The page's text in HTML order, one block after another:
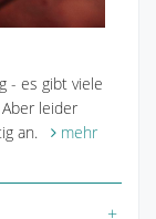
- es gibt viele
leider
an.
mehr